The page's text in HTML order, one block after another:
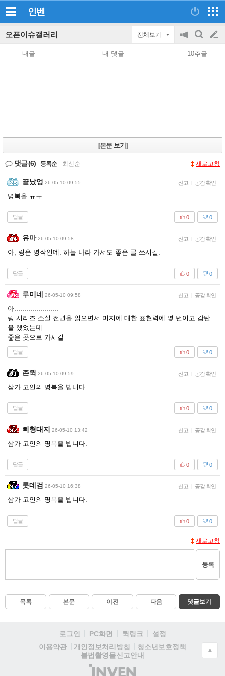
인벤
오픈이슈갤러리 전체보기
공
지
on/off
검
색
글
쓰
내글 내 댓글 10추글
[본문 보기]
댓글(6) 등록순 최신순 새로고침
끝났엉 26-05-10 09:55 신고 | 공감 확인
명복을 ㅠㅠ
답글 0
0
유마 26-05-10 09:58 신고 | 공감 확인
아, 링은 명작인데. 하늘 나라 가서도 좋은 글 쓰시길.
답글 0
0
루미네 26-05-10 09:58 신고 | 공감 확인
아......................
링 시리즈 소설 전권을 읽으면서 미지에 대한 표현력에 몇 번이고 감탄
을 했었는데
좋은 곳으로 가시길
답글 0
0
존윅 26-05-10 09:59 신고 | 공감 확인
삼가 고인의 명복을 빕니다
답글 0
0
삐형대지 26-05-10 13:42 신고 | 공감 확인
삼가 고인의 명복을 빕니다.
답글 0
0
롯데검 26-05-10 16:38 신고 | 공감 확인
삼가 고인의 명복을 빕니다.
답글 0
0
새로고침
등록
목록 본문 이전 다음 댓글보기
로그인 PC화면 퀵링크
설정
이용약관
개인정보처리방침
청소년보호정책
불법촬영물신고안내
(주)
▲